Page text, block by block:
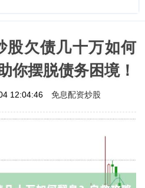
股欠债几十万如何
你摆脱债务困境！
12:04:46 免息配资炒股